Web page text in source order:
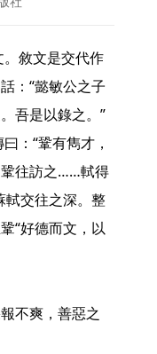
：“懿敏公之子
吾是以錄之。”
：“鞏有雋才，
鞏往訪之……軾得
軾交往之深。整
“好德而文，以
不爽，善惡之